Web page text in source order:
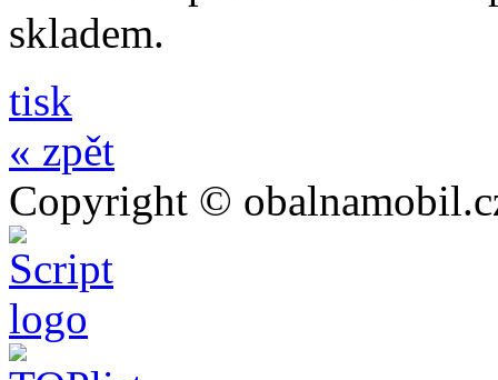
skladem.
tisk
« zpět
Copyright ©